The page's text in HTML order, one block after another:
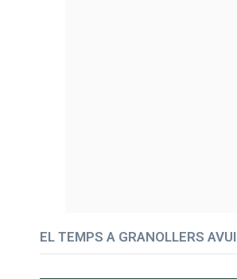
EL TEMPS A GRANOLLERS AVUI